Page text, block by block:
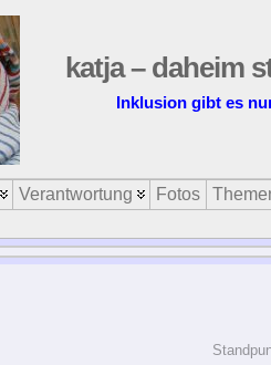
katja – daheim
Inklusion gibt es
Verantwortung Fotos